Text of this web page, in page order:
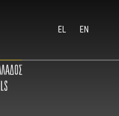
EL EN